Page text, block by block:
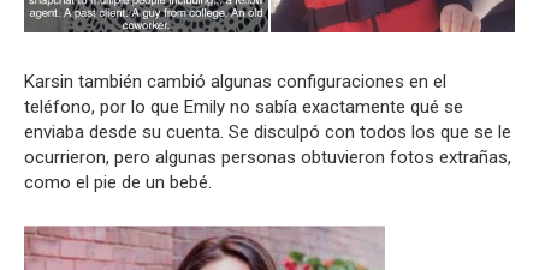
Karsin también cambió algunas configuraciones en el
teléfono, por lo que Emily no sabía exactamente qué se
enviaba desde su cuenta. Se disculpó con todos los que se le
ocurrieron, pero algunas personas obtuvieron fotos extrañas,
como el pie de un bebé.